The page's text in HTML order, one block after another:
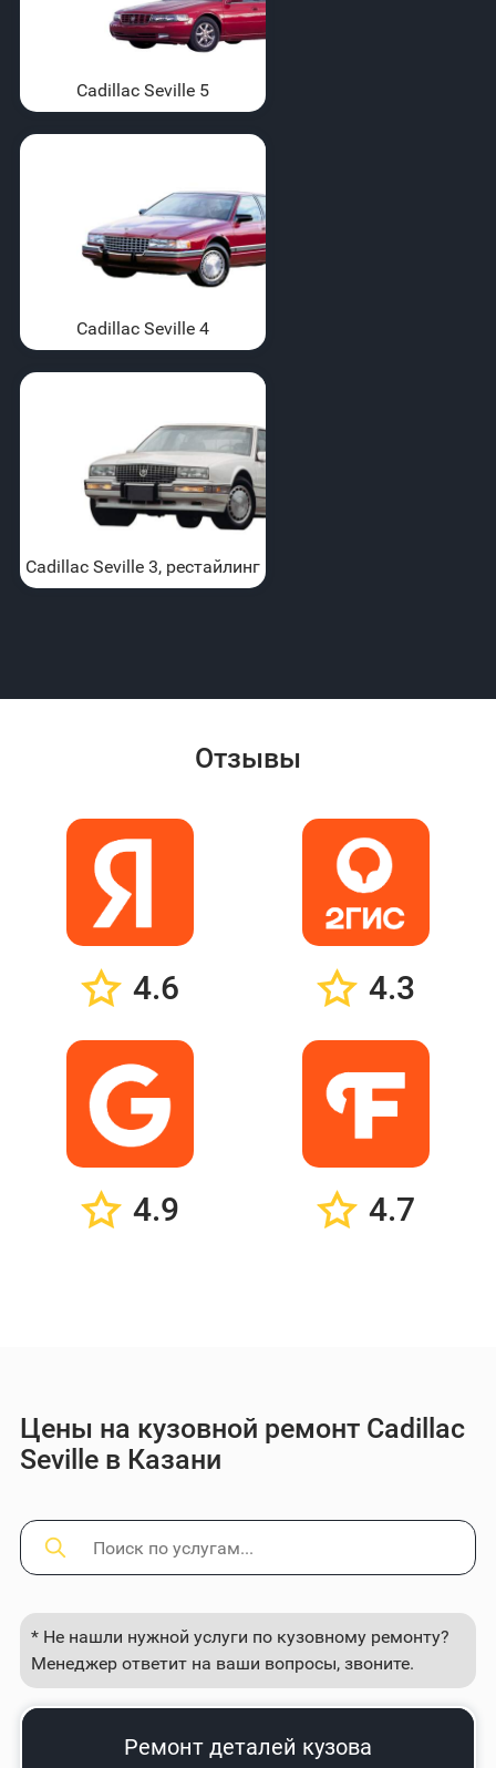
Cadillac Seville 5
Cadillac Seville 4
Cadillac Seville 3, рестайлинг
Отзывы
4.6 4.3
4.9 4.7
Цены на кузовной ремонт Cadillac
Seville в Казани
* Не нашли нужной услуги по кузовному ремонту?
Менеджер ответит на ваши вопросы, звоните.
Ремонт деталей кузова